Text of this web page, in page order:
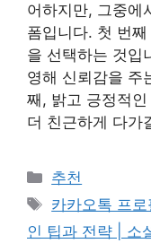
어하지만, 그중에
폼입니다. 첫 번
을 선택하는 것입
영해 신뢰감을 주
째, 밝고 긍정적
더 친근하게 다가
카
테
리
추천
태
그
카카오톡 프
인 팁과 전략 | 소